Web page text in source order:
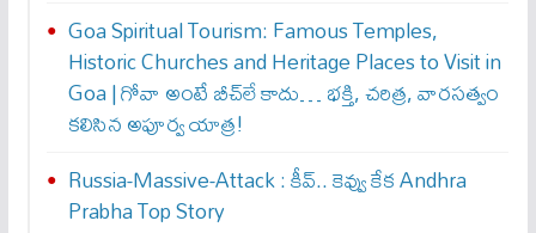
Goa Spiritual Tourism: Famous Temples,
Historic Churches and Heritage Places to Visit in
Goa | గోవా అంటే బీచ్‌లే కాదు… భక్తి, చరిత్ర, వారసత్వం
కలిసిన అపూర్వ యాత్ర!
Russia-Massive-Attack : కీవ్‌.. కెవ్వు కేక‌ Andhra
Prabha Top Story